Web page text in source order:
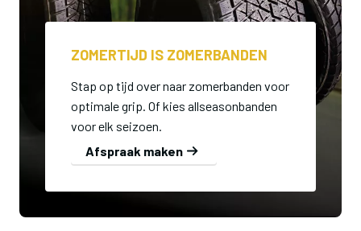
ZOMERTIJD IS ZOMERBANDEN
Stap op tijd over naar zomerbanden voor
optimale grip. Of kies allseasonbanden
voor elk seizoen.
Afspraak maken